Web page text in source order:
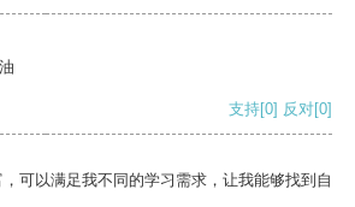
支持[0] 反对[0]
可以满足我不同的学习需求，让我能够找到自